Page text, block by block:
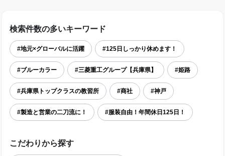
検索件数の多いキーワード
#地元×グローバルに活躍 #125日しっかり休めます！
#ブルーカラー #三菱重工グループ【兵庫県】 #姫路
#兵庫県トップクラスの教習所 #商社 #神戸
#製造と営業の二刀流に！ #服装自由！年間休日125日！
こだわりから探す